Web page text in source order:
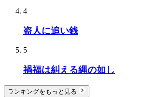
4
盗人に追い銭
5
禍福は糾える縄の如し
ランキングをもっと見る